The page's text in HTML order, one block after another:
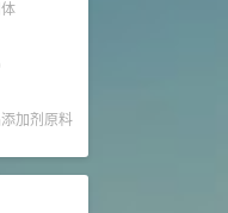
加剂原料